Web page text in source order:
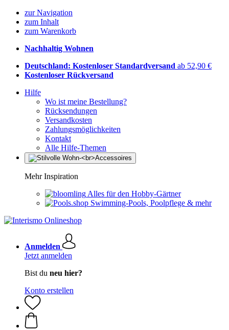
zur Navigation
zum Inhalt
zum Warenkorb
Nachhaltig Wohnen
Deutschland: Kostenloser Standardversand ab 52,90 €
Kostenloser Rückversand
Hilfe
Wo ist meine Bestellung?
Rücksendungen
Versandkosten
Zahlungsmöglichkeiten
Kontakt
Alle Hilfe-Themen
Mehr Inspiration
Alles für den Hobby-Gärtner
Swimming-Pools, Poolpflege & mehr
Anmelden
Jetzt anmelden
Bist du neu hier?
Konto erstellen